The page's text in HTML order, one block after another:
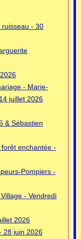
ruisseau - 30
- Marie-
juillet 2026
& Sébastien
enchantée -
Pompiers -
- Vendredi
2026
28 juin 2026